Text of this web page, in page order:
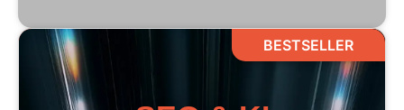
BESTSELLER